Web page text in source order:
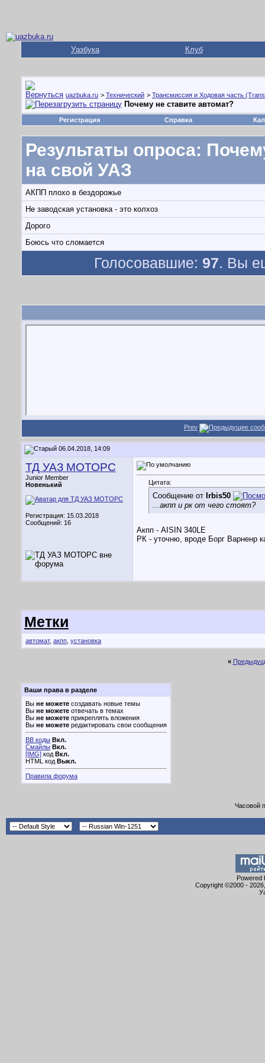
Уазбука Клуб
uazbuka.ru > Технический > Трансмиссия и Ходовая часть
Почему не ставите автомат?
Регистрация Справка
Результаты опроса:
на свой УАЗ
АКПП плохо в бездорожье
Не заводская установка - это колхоз
Дорого
Боюсь что сломается
Голосовавшие: 97. Вы
Prev
06.04.2018, 14:09
ТД УАЗ МОТОРС
Junior Member
Новенький
Регистрация: 15.03.2018
Сообщений: 16
Цитата:
Сообщение от Irbis50
...акпп и рк от чего стоят?
Акпп - AISIN 340LE
РК - уточню, вроде Борг Варненр
Метки
автомат, акпп установка
«
Ваши права в разделе
Вы не можете создавать новые темы
Вы не можете отвечать в темах
Вы не можете прикреплять вложения
Вы не можете редактировать свои сообщения
BB коды Вкл.
Смайлы Вкл.
[IMG] код Вкл.
HTML код Выкл.
Правила форума
Часовой
Powered
Copyright ©2000 -